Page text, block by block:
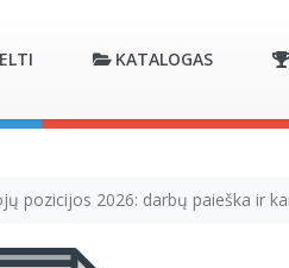
KATALOGAS
pozicijos 2026: darbų paieška ir